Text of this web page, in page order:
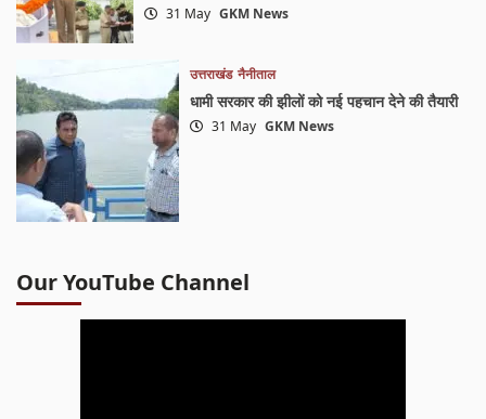
31 May GKM News
उत्तराखंड नैनीताल
धामी सरकार की झीलों को नई पहचान देने की तैयारी
31 May GKM News
Our YouTube Channel